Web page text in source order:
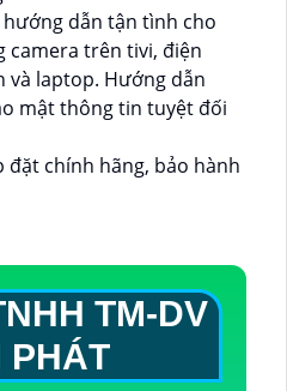
hướng dẫn tận tình cho
camera trên tivi, điện
và laptop. Hướng dẫn
mật thông tin tuyệt đối
đặt chính hãng, bảo hành
TM-DV
PHÁT